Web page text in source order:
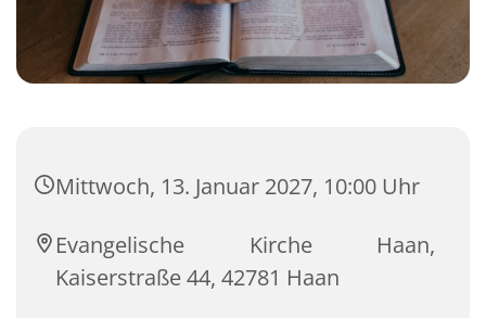
Mittwoch, 13. Januar 2027, 10:00 Uhr
Evangelische Kirche Haan,
Kaiserstraße 44, 42781 Haan